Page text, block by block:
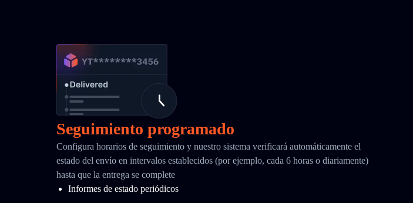
Seguimiento programado
Configura horarios de seguimiento y nuestro sistema verificará automáticamente el
estado del envío en intervalos establecidos (por ejemplo, cada 6 horas o diariamente)
hasta que la entrega se complete
Informes de estado periódicos